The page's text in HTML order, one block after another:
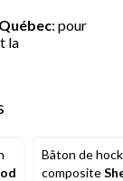
: pour
la
Bâton de
composite